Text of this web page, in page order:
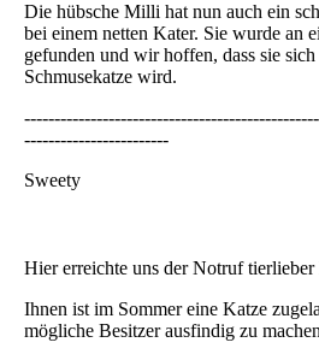
Die hübsche Milli hat nun auch ein
bei einem netten Kater. Sie wurde an
gefunden und wir hoffen, dass sie
Schmusekatze wird.
------------------------
Sweety
Hier erreichte uns der Notruf tierlieber
Ihnen ist im Sommer eine Katze
mögliche Besitzer ausfindig zu